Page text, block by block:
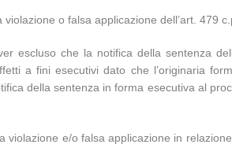
o falsa applicazione dell’art. 479
escluso che la notifica della sentenza
a fini esecutivi dato che l’originaria
della sentenza in forma esecutiva al
e/o falsa applicazione in